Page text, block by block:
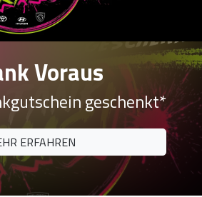
Voraus
geschenkt*
ERFAHREN